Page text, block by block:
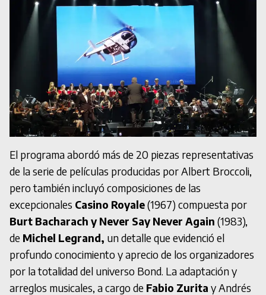
El programa abordó más de 20 piezas representativas
de la serie de películas producidas por Albert Broccoli,
pero también incluyó composiciones de las
excepcionales Casino Royale(1967) compuesta por
Burt Bacharach y Never Say Never Again (1983),
de Michel Legrand, un detalle que evidenció el
profundo conocimiento y aprecio de los organizadores
por la totalidad del universo Bond. La adaptación y
arreglos musicales, a cargo de Fabio Zurita y Andrés